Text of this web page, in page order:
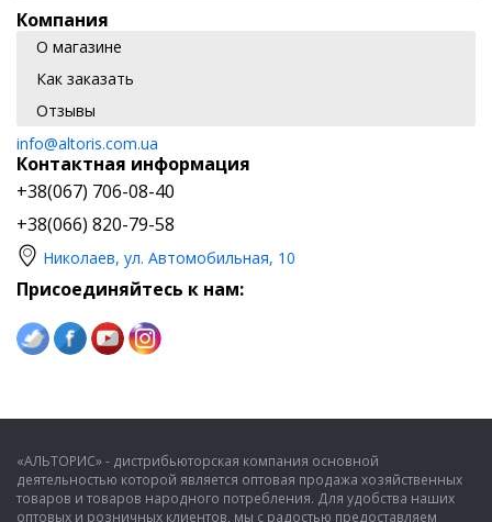
Компания
О магазине
Как заказать
Отзывы
info@altoris.com.ua
Контактная информация
+38(067) 706-08-40
+38(066) 820-79-58
Николаев, ул. Автомобильная, 10
Присоединяйтесь к нам:
«АЛЬТОРИС» - дистрибьюторская компания основной
деятельностью которой является оптовая продажа хозяйственных
товаров и товаров народного потребления. Для удобства наших
оптовых и розничных клиентов, мы с радостью предоставляем